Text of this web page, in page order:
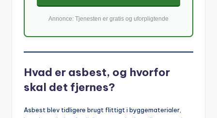
Annonce: Tjenesten er gratis og uforpligtende
Hvad er asbest, og hvorfor
skal det fjernes?
Asbest blev tidligere brugt flittigt i byggematerialer,